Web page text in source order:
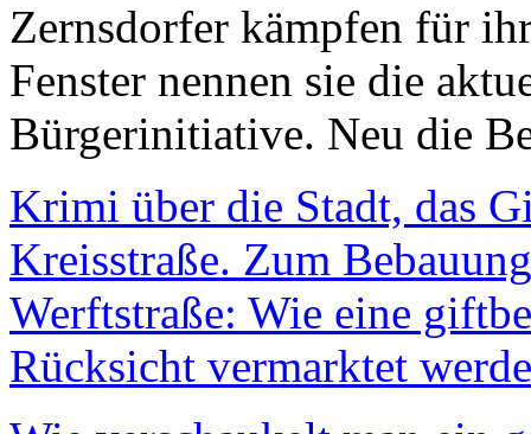
Zernsdorfer kämpfen für
Fenster nennen sie die
Bürgerinitiative. Neu die
Krimi über die Stadt, das
Kreisstraße. Zum
Werftstraße: Wie eine
Rücksicht vermarktet